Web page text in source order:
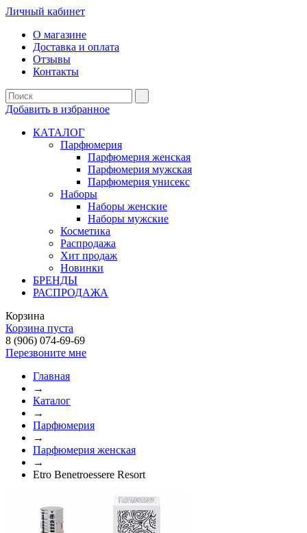
Личный кабинет
О магазине
Доставка и оплата
Отзывы
Контакты
Добавить в избранное
КАТАЛОГ
Парфюмерия
Парфюмерия женская
Парфюмерия мужская
Парфюмерия унисекс
Наборы
Наборы женские
Наборы мужские
Косметика
Распродажа
Хит продаж
Новинки
БРЕНДЫ
РАСПРОДАЖА
Корзина
Корзина пуста
8 (906) 074-69-69
Перезвоните мне
Главная
→
Каталог
→
Парфюмерия
→
Парфюмерия женская
→
Etro Benetroessere Resort